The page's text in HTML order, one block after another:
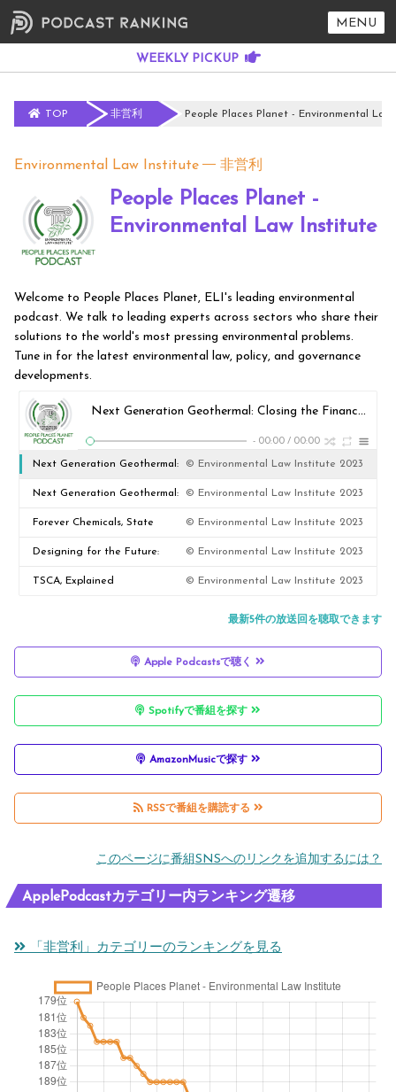
MENU
TOP 非営利 People Places Planet - Environmental
Environmental Law Institute 非営利
People Places Planet -
Environmental Law Institute
Welcome to People Places Planet, ELI's leading environmental
podcast. We talk to leading experts across sectors who share their
solutions to the world's most pressing environmental problems.
Tune in for the latest environmental law, policy, and governance
developments.
Next Generation Geothermal: Closing the Finance & Regulatory Gap (Pt 2)
- 00:00 / 00:00
Next Generation Geothermal:
Closing the Finance &
Regulatory Gap (Pt 2)
© Environmental Law Institute 2023
Next Generation Geothermal:
The Technologies Driving the
Momentum (Pt 1)
© Environmental Law Institute 2023
Forever Chemicals, State
Solutions: New Mexico's PFAS
Playbook
© Environmental Law Institute 2023
Designing for the Future:
Circular Strategies Reshaping
© Environmental Law Institute 2023
TSCA, Explained © Environmental Law Institute 2023
最新5件の放送回を聴取できます
Apple Podcastsで聴く
Spotifyで番組を探す
AmazonMusicで探す
RSSで番組を購読する
このページに番組SNSへのリンクを追加するには？
ApplePodcastカテゴリー内ランキング遷移
「非営利」カテゴリーのランキングを見る